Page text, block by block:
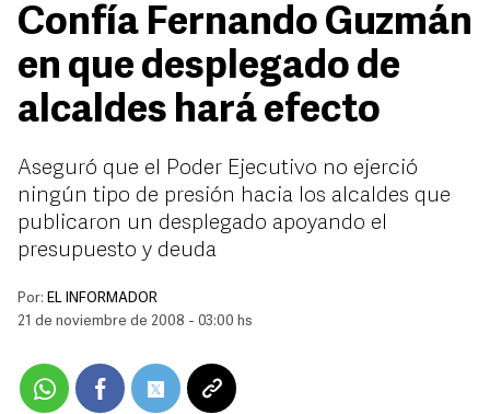
Confía Fernando Guzmán
en que desplegado de
alcaldes hará efecto
Aseguró que el Poder Ejecutivo no ejerció
ningún tipo de presión hacia los alcaldes que
publicaron un desplegado apoyando el
presupuesto y deuda
Por: EL INFORMADOR
21 de noviembre de 2008 - 03:00 hs